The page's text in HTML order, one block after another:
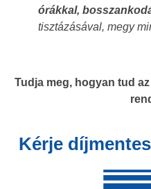
órákkal,
tisztázásával, megy
Tudja meg, hogyan tud
Kérje